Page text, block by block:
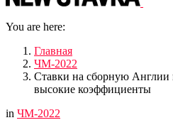
You are here:
Главная
ЧМ-2022
Ставки на сборную Англии
высокие коэффициенты
in ЧМ-2022